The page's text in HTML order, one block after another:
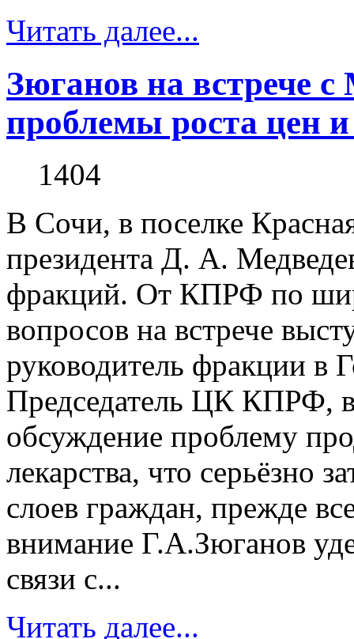
Читать далее...
Зюганов на встрече
проблемы роста цен
1404
В Сочи, в поселке
президента Д. А.
фракций. От КПРФ по
вопросов на встрече
руководитель фракции в
Председатель ЦК КПРФ, в
обсуждение проблему
лекарства, что серьёзно
слоев граждан, прежде
внимание Г.А.Зюганов
связи с...
Читать далее...